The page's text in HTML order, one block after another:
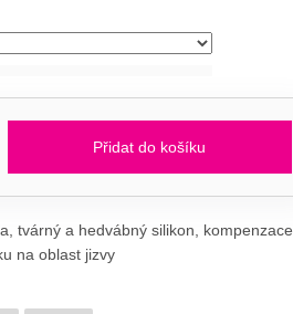
Přidat do košíku
tvárný a hedvábný silikon, kompenzace
na oblast jizvy